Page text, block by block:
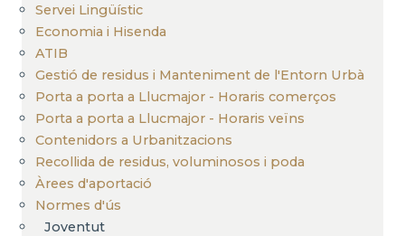
Servei Lingüístic
Economia i Hisenda
ATIB
Gestió de residus i Manteniment de l'Entorn Urbà
Porta a porta a Llucmajor - Horaris comerços
Porta a porta a Llucmajor - Horaris veïns
Contenidors a Urbanitzacions
Recollida de residus, voluminosos i poda
Àrees d'aportació
Normes d'ús
Joventut